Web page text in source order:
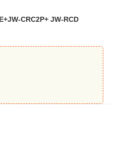
CRC2P+ JW-RCD